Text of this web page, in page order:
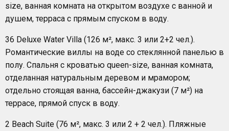
size, ванная комната на открытом воздухе с ванной и
душем, терраса с прямым спуском в воду.
36 Deluxe Water Villa (126 м², макс. 3 или 2+2 чел.).
Романтические виллы на воде со стеклянной панелью в
полу. Спальня с кроватью queen-size, ванная комната,
отделанная натуральным деревом и мрамором;
отдельно стоящая ванна, бассейн-джакузи (7 м²) на
террасе, прямой спуск в воду.
2 Beach Suite (76 м², макс. 3 или 2 + 2 чел.). Пляжные